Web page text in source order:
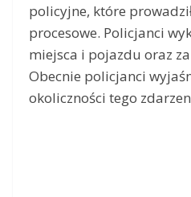
policyjne, które
procesowe. Policjanci
miejsca i pojazdu oraz
Obecnie policjanci
okoliczności tego